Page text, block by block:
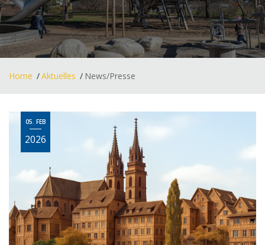
Home Aktuelles News/Presse
05. FEB
2026